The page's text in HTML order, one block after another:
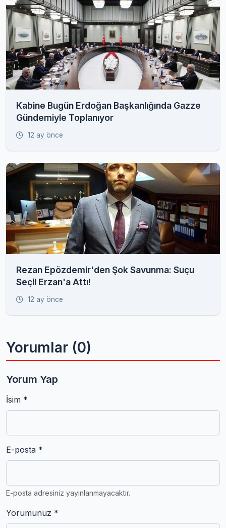
Kabine Bugün Erdoğan Başkanlığında Gazze
Gündemiyle Toplanıyor
12 ay önce
Rezan Epözdemir'den Şok Savunma: Suçu
Seçil Erzan'a Attı!
12 ay önce
Yorumlar (0)
Yorum Yap
İsim *
E-posta *
E-posta adresiniz yayınlanmayacaktır.
Yorumunuz *